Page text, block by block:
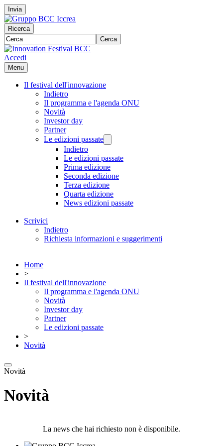
Invia
Ricerca
Cerca
Accedi
Menu
Il festival dell'innovazione
Indietro
Il programma e l'agenda ONU
Novità
Investor day
Partner
Le edizioni passate
Indietro
Le edizioni passate
Prima edizione
Seconda edizione
Terza edizione
Quarta edizione
News edizioni passate
Scrivici
Indietro
Richiesta informazioni e suggerimenti
Home
>
Il festival dell'innovazione
Il programma e l'agenda ONU
Novità
Investor day
Partner
Le edizioni passate
>
Novità
Novità
Novità
La news che hai richiesto non è disponibile.